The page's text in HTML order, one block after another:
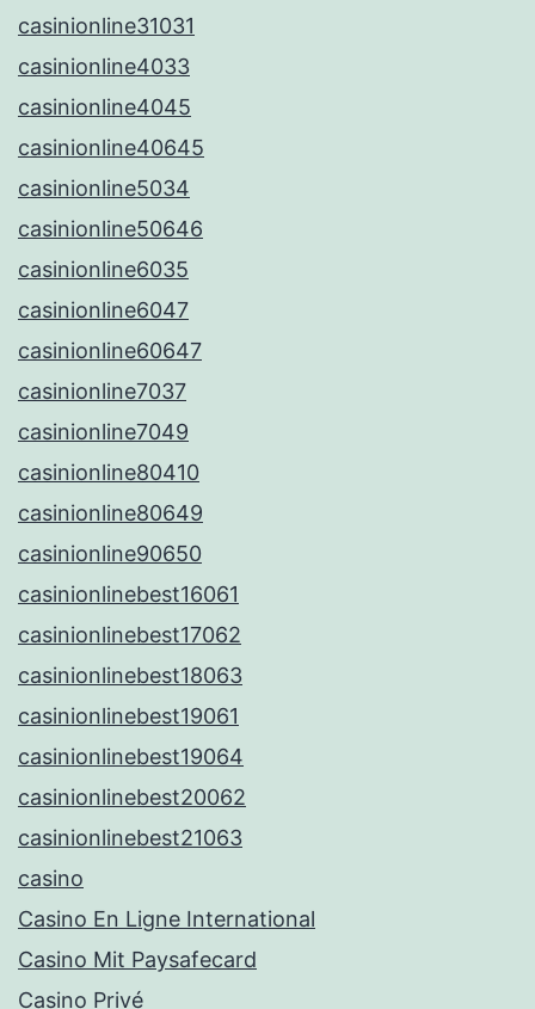
casinionline31031
casinionline4033
casinionline4045
casinionline40645
casinionline5034
casinionline50646
casinionline6035
casinionline6047
casinionline60647
casinionline7037
casinionline7049
casinionline80410
casinionline80649
casinionline90650
casinionlinebest16061
casinionlinebest17062
casinionlinebest18063
casinionlinebest19061
casinionlinebest19064
casinionlinebest20062
casinionlinebest21063
casino
Casino En Ligne International
Casino Mit Paysafecard
Casino Privé